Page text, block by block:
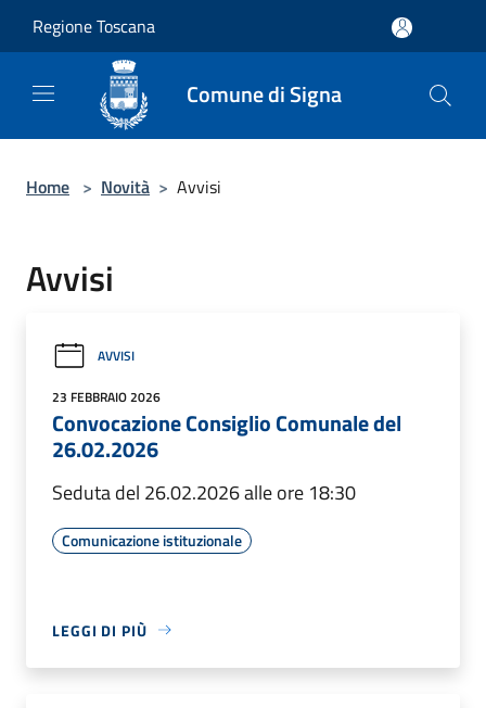
Regione Toscana
Comune di Signa
Home > Novità > Avvisi
Avvisi
AVVISI
23 FEBBRAIO 2026
Convocazione Consiglio Comunale del
26.02.2026
Seduta del 26.02.2026 alle ore 18:30
Comunicazione istituzionale
LEGGI DI PIÙ